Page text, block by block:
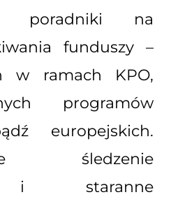
poradniki na
funduszy –
w ramach KPO,
programów
europejskich.
śledzenie
i staranne